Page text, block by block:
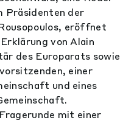
Präsidenten der
eröffnet
von Alain
des Europarats sowie
einer
und eines
mit einer